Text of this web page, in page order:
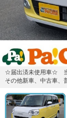
☆届出済未使用車☆ 当
その他新車、中古車、